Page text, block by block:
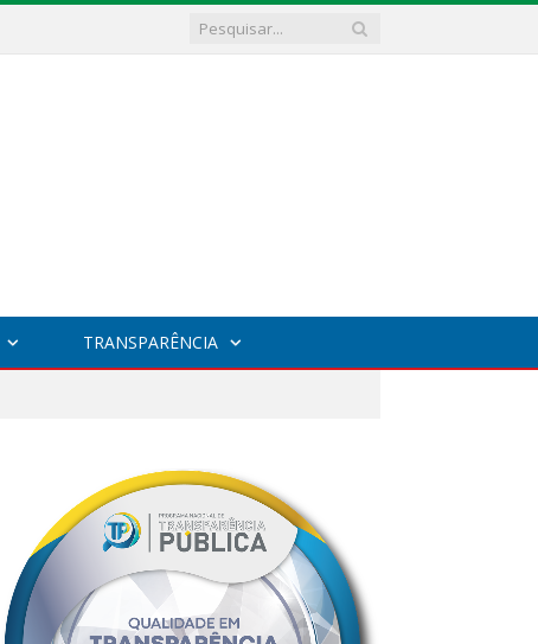
TRANSPARÊNCIA